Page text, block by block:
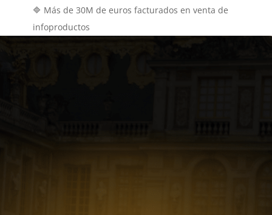
🔷 Más de 30M de euros facturados en venta de
infoproductos